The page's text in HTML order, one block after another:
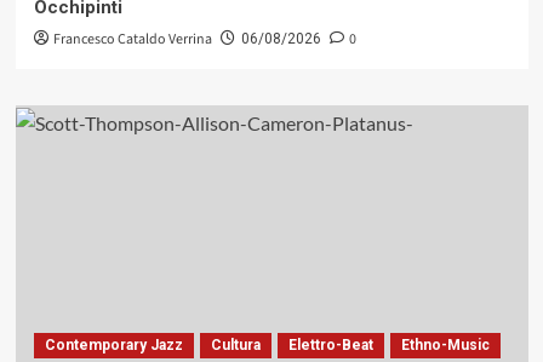
Occhipinti
Francesco Cataldo Verrina 06/08/2026 0
Contemporary Jazz Cultura Elettro-Beat
Ethno-Music